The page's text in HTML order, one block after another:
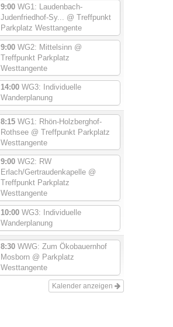
9:00 WG1: Laudenbach-
Judenfriedhof-Sy... @ Treffpunkt
Parkplatz Westtangente
9:00 WG2: Mittelsinn @
Treffpunkt Parkplatz
Westtangente
14:00 WG3: Individuelle
Wanderplanung
8:15 WG1: Rhön-Holzberghof-
Rothsee @ Treffpunkt Parkplatz
Westtangente
9:00 WG2: RW
Erlach/Gertraudenkapelle @
Treffpunkt Parkplatz
Westtangente
10:00 WG3: Individuelle
Wanderplanung
8:30 WWG: Zum Ökobauernhof
Mosborn @ Parkplatz
Westtangente
Kalender anzeigen